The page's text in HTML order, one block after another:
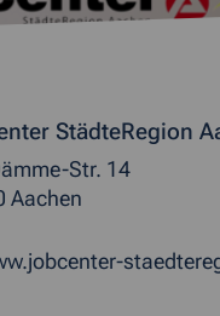
StädteRegion
Str. 14
Aachen